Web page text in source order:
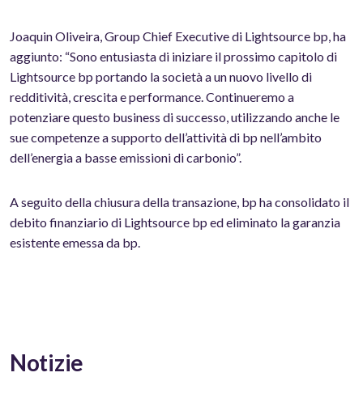
Joaquin Oliveira, Group Chief Executive di Lightsource bp, ha
aggiunto: “Sono entusiasta di iniziare il prossimo capitolo di
Lightsource bp portando la società a un nuovo livello di
redditività, crescita e performance. Continueremo a
potenziare questo business di successo, utilizzando anche le
sue competenze a supporto dell’attività di bp nell’ambito
dell’energia a basse emissioni di carbonio”.
A seguito della chiusura della transazione, bp ha consolidato il
debito finanziario di Lightsource bp ed eliminato la garanzia
esistente emessa da bp.
Notizie